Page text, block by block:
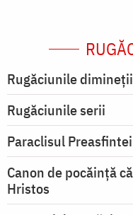
Rugăciunile dimineții
Rugăciunile serii
Paraclisul
Canon de pocăință
Hristos